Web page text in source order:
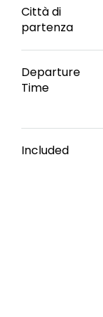
Città di
partenza
Departure
Time
Included